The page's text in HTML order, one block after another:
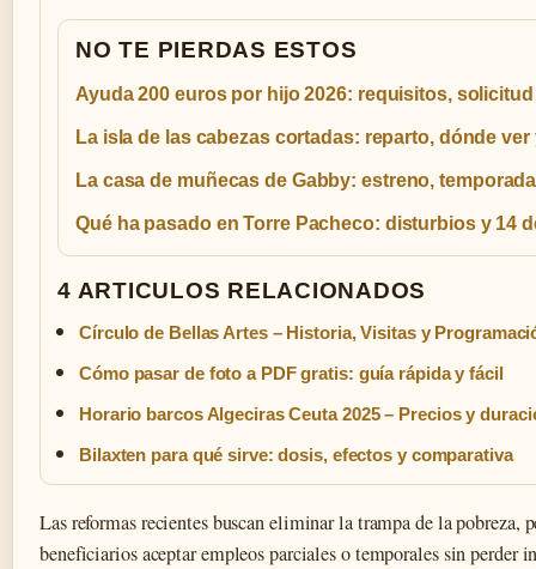
NO TE PIERDAS ESTOS
Ayuda 200 euros por hijo 2026: requisitos,
La isla de las cabezas cortadas: reparto, dónde ver
La casa de muñecas de Gabby: estreno,
Qué ha pasado en Torre Pacheco: disturbios y 14
4 ARTICULOS RELACIONADOS
Círculo de Bellas Artes – Historia, Visitas y
Cómo pasar de foto a PDF gratis: guía rápida y fácil
Horario barcos Algeciras Ceuta 2025 – Precios y
Bilaxten para qué sirve: dosis, efectos y comparativa
Las reformas recientes buscan eliminar la trampa de la pobreza,
beneficiarios aceptar empleos parciales o temporales sin perder